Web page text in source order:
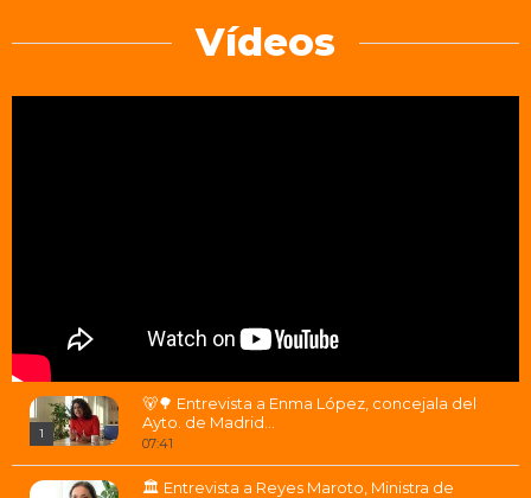
Vídeos
1
🐻🌳 Entrevista a Enma López, concejala del
Ayto. de Madrid...
07:41
🏛 Entrevista a Reyes Maroto, Ministra de